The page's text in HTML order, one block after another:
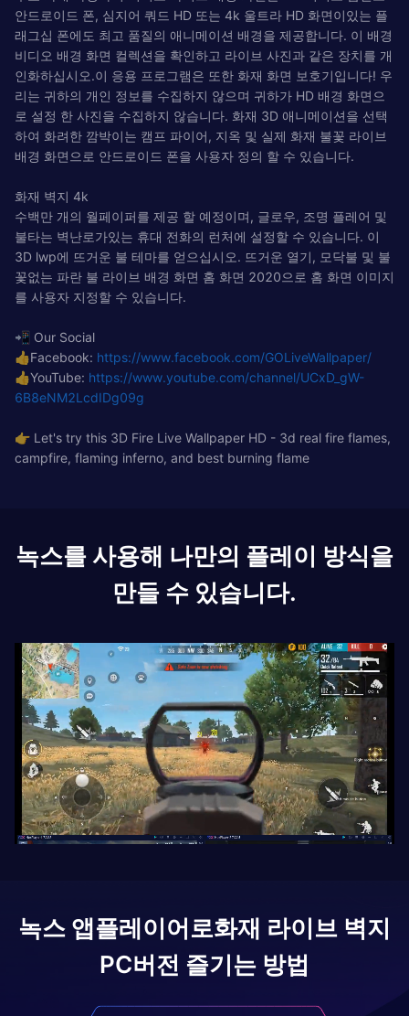
안드로이드 폰, 심지어 쿼드 HD 또는 4k 울트라 HD 화면이있는 플
래그십 폰에도 최고 품질의 애니메이션 배경을 제공합니다. 이 배경
비디오 배경 화면 컬렉션을 확인하고 라이브 사진과 같은 장치를 개
인화하십시오.이 응용 프로그램은 또한 화재 화면 보호기입니다! 우
리는 귀하의 개인 정보를 수집하지 않으며 귀하가 HD 배경 화면으
로 설정 한 사진을 수집하지 않습니다. 화재 3D 애니메이션을 선택
하여 화려한 깜박이는 캠프 파이어, 지옥 및 실제 화재 불꽃 라이브
배경 화면으로 안드로이드 폰을 사용자 정의 할 수 있습니다.
화재 벽지 4k
수백만 개의 월페이퍼를 제공 할 예정이며, 글로우, 조명 플레어 및
불타는 벽난로가있는 휴대 전화의 런처에 설정할 수 있습니다. 이
3D lwp에 뜨거운 불 테마를 얻으십시오. 뜨거운 열기, 모닥불 및 불
꽃없는 파란 불 라이브 배경 화면 홈 화면 2020으로 홈 화면 이미지
를 사용자 지정할 수 있습니다.
📲 Our Social
👍Facebook: https://www.facebook.com/GOLiveWallpaper/
👍YouTube: https://www.youtube.com/channel/UCxD_gW-
6B8eNM2LcdIDg09g
👉 Let's try this 3D Fire Live Wallpaper HD - 3d real fire flames,
campfire, flaming inferno, and best burning flame
녹스를 사용해 나만의 플레이 방식을
만들 수 있습니다.
녹스 앱플레이어로화재 라이브 벽지
PC버전 즐기는 방법